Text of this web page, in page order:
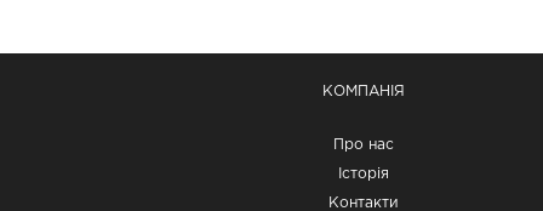
КОМПАНІЯ
Про нас
Історія
Контакти